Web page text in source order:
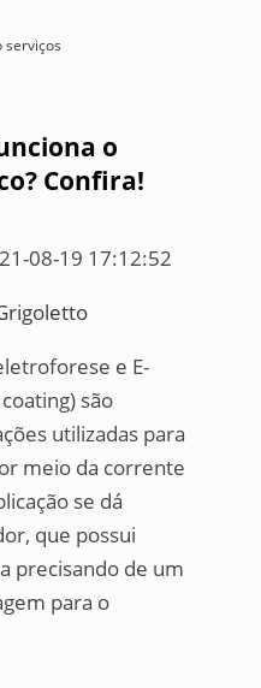
serviços
o
Confira!
08-19 17:12:52
e E-
são
utilizadas para
meio da corrente
se dá
que possui
precisando de um
para o